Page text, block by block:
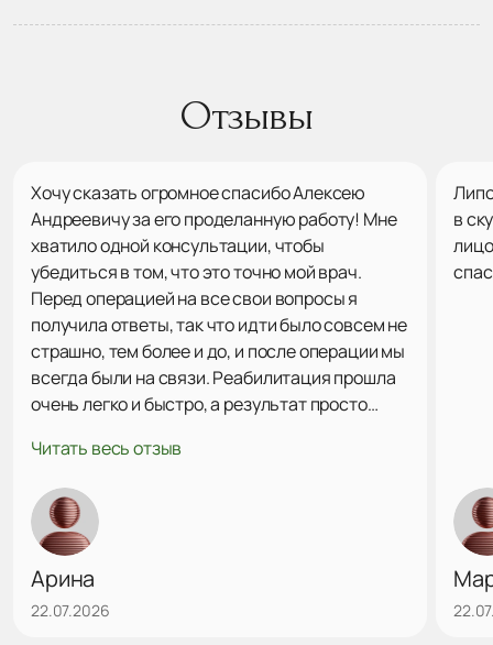
Отзывы
Хочу сказать огромное спасибо Алексею
Андреевичу за его проделанную работу! Мне
хватило одной консультации, чтобы
убедиться в том, что это точно мой врач.
Перед операцией на все свои вопросы я
получила ответы, так что идти было совсем не
страшно, тем более и до, и после операции мы
всегда были на связи. Реабилитация прошла
очень легко и быстро, а результат просто
все 100! Ни капли не пожалела, что выбрала
Алексея Андреевича, я очень довольна
результатом. Однозначно рекомендую
данного врача, побольше бы таких
внимательных! Еще раз огромное спасибо)
Читать весь отзыв
Арина
22.07.2026
в